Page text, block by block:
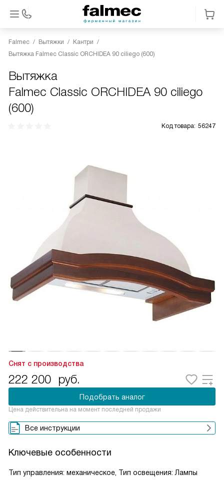
Falmec Вытяжки
Кантри
Вытяжка Falmec Classic ORCHIDEA 90 ciliego (600)
Вытяжка
Falmec Classic ORCHIDEA 90 ciliego
(600)
Код товара: 56247
Снят с производства
222 200 руб.
Подобрать аналог
Цена действительна на момент последней продажи
Все инструкции
Ключевые особенности
Тип управления: механическое, Тип освещения: Лампы